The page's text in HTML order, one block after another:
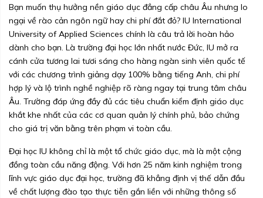
Bạn muốn thụ hưởng nền giáo dục đẳng cấp châu Âu nhưng lo
ngại về rào cản ngôn ngữ hay chi phí đắt đỏ? IU International
University of Applied Sciences chính là câu trả lời hoàn hảo
dành cho bạn. Là trường đại học lớn nhất nước Đức, IU mở ra
cánh cửa tương lai tươi sáng cho hàng ngàn sinh viên quốc tế
với các chương trình giảng dạy 100% bằng tiếng Anh, chi phí
hợp lý và lộ trình nghề nghiệp rõ ràng ngay tại trung tâm châu
Âu. Trường đáp ứng đầy đủ các tiêu chuẩn kiểm định giáo dục
khắt khe nhất của các cơ quan quản lý chính phủ, bảo chứng
cho giá trị văn bằng trên phạm vi toàn cầu.
Đại học IU không chỉ là một tổ chức giáo dục, mà là một cộng
đồng toàn cầu năng động. Với hơn 25 năm kinh nghiệm trong
lĩnh vực giáo dục đại học, trường đã khẳng định vị thế dẫn đầu
về chất lượng đào tạo thực tiễn gắn liền với những thông số